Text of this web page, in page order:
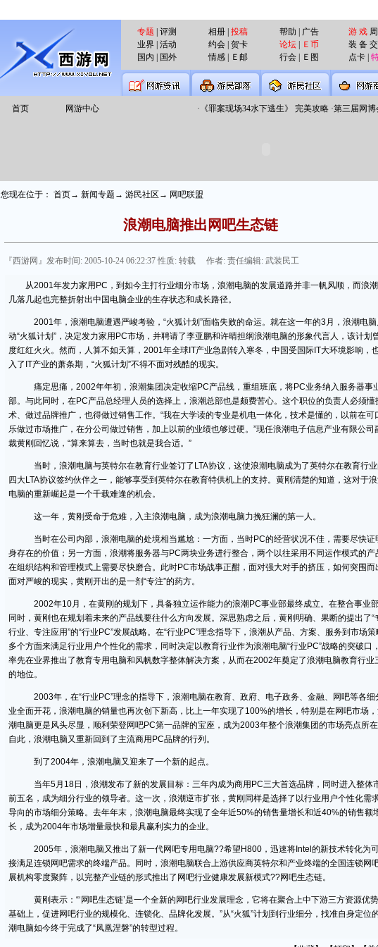
专题 | 评测
业界 | 活动
国内 | 国外
相册 | 投稿
约会 | 贺卡
情感 | Ｅ邮
帮助 | 广告
论坛|
Ｅ币
行会 | Ｅ图
游 戏周
装 备
点卡 |
首页 网游中心 《罪案现场34水下逃生》 完美攻略·第三届网博
您现在位于： 首页→ 新闻专题→ 游民社区→ 网吧联盟
浪潮电脑推出网吧生态链
『西游网』发布时间: 2005-10-24 06:22:37 性质: 转载 作者: 责任编辑: 武装民工
从2001年发力家用PC，到如今主打行业细分市场，浪潮电脑的发展道路并非一帆风顺，而浪
几落几起也完整折射出中国电脑企业的生存状态和成长路径。
2001年，浪潮电脑遭遇严峻考验，“火狐计划”面临失败的命运。就在这一年的3月，浪潮电脑
动“火狐计划”，决定发力家用PC市场，并聘请了李亚鹏和许晴担纲浪潮电脑的形象代言人，该计划
度红红火火。然而，人算不如天算，2001年全球IT产业急剧转入寒冬，中国受国际IT大环境影响，
入了IT产业的萧条期，“火狐计划”不得不面对残酷的现实。
痛定思痛，2002年年初，浪潮集团决定收缩PC产品线，重组班底，将PC业务纳入服务器事
部。与此同时，在PC产品总经理人员的选择上，浪潮总部也是颇费苦心。这个职位的负责人必须懂
术、做过品牌推广，也得做过销售工作。“我在大学读的专业是机电一体化，技术是懂的，以前在可
乐做过市场推广，在分公司做过销售，加上以前的业绩也够过硬。”现任浪潮电子信息产业有限公司
裁黄刚回忆说，“算来算去，当时也就是我合适。”
当时，浪潮电脑与英特尔在教育行业签订了LTA协议，这使浪潮电脑成为了英特尔在教育行业
四大LTA协议签约伙伴之一，能够享受到英特尔在教育特供机上的支持。黄刚清楚的知道，这对于
电脑的重新崛起是一个千载难逢的机会。
这一年，黄刚受命于危难，入主浪潮电脑，成为浪潮电脑力挽狂澜的第一人。
当时在公司内部，浪潮电脑的处境相当尴尬：一方面，当时PC的经营状况不佳，需要尽快证
身存在的价值；另一方面，浪潮将服务器与PC两块业务进行整合，两个以往采用不同运作模式的产
在组织结构和管理模式上需要尽快磨合。此时PC市场战事正酣，面对强大对手的挤压，如何突围而
面对严峻的现实，黄刚开出的是一剂“专注”的药方。
2002年10月，在黄刚的规划下，具备独立运作能力的浪潮PC事业部最终成立。在整合事业
同时，黄刚也在规划着未来的产品线要往什么方向发展。深思熟虑之后，黄刚明确、果断的提出了“
行业、专注应用”的“行业PC”发展战略。在“行业PC”理念指导下，浪潮从产品、方案、服务到市场策
多个方面来满足行业用户个性化的需求，同时决定以教育行业作为浪潮电脑“行业PC”战略的突破口
率先在业界推出了教育专用电脑和风帆数字整体解决方案，从而在2002年奠定了浪潮电脑教育行业
的地位。
2003年，在“行业PC”理念的指导下，浪潮电脑在教育、政府、电子政务、金融、网吧等各细
业全面开花，浪潮电脑的销量也再次创下新高，比上一年实现了100%的增长，特别是在网吧市场
潮电脑更是风头尽显，顺利荣登网吧PC第一品牌的宝座，成为2003年整个浪潮集团的市场亮点所在
自此，浪潮电脑又重新回到了主流商用PC品牌的行列。
到了2004年，浪潮电脑又迎来了一个新的起点。
当年5月18日，浪潮发布了新的发展目标：三年内成为商用PC三大首选品牌，同时进入整体
前五名，成为细分行业的领导者。这一次，浪潮逆市扩张，黄刚同样是选择了以行业用户个性化需
导向的市场细分策略。去年年末，浪潮电脑最终实现了全年近50%的销售量增长和近40%的销售额
长，成为2004年市场增量最快和最具赢利实力的企业。
2005年，浪潮电脑又推出了新一代网吧专用电脑??希望H800，迅速将Intel的新技术转化为
接满足连锁网吧需求的终端产品。同时，浪潮电脑联合上游供应商英特尔和产业终端的全国连锁网
展机构零度聚阵，以完整产业链的形式推出了网吧行业健康发展新模式??网吧生态链。
黄刚表示：“‘网吧生态链’是一个全新的网吧行业发展理念，它将在聚合上中下游三方资源优
基础上，促进网吧行业的规模化、连锁化、品牌化发展。”从“火狐”计划到行业细分，找准自身定位
潮电脑如今终于完成了“凤凰涅磐”的转型过程。